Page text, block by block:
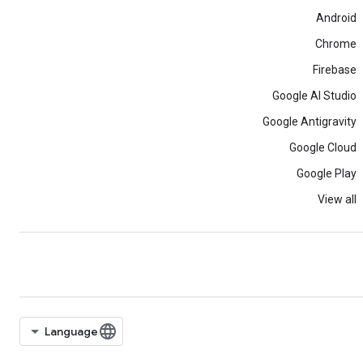
Android
Chrome
Firebase
Google AI Studio
Google Antigravity
Google Cloud
Google Play
View all